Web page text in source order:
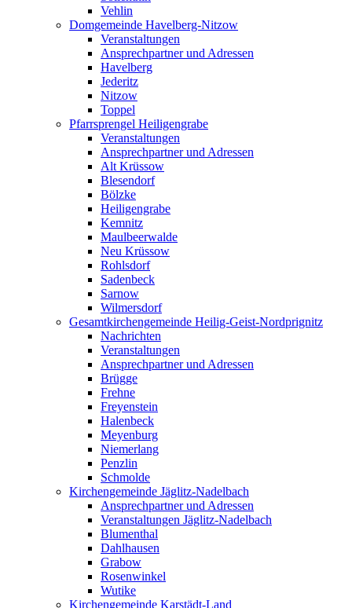
Vehlin
Domgemeinde Havelberg-Nitzow
Veranstaltungen
Ansprechpartner und Adressen
Havelberg
Jederitz
Nitzow
Toppel
Pfarrsprengel Heiligengrabe
Veranstaltungen
Ansprechpartner und Adressen
Alt Krüssow
Blesendorf
Bölzke
Heiligengrabe
Kemnitz
Maulbeerwalde
Neu Krüssow
Rohlsdorf
Sadenbeck
Sarnow
Wilmersdorf
Gesamtkirchengemeinde Heilig-Geist-Nordprignitz
Nachrichten
Veranstaltungen
Ansprechpartner und Adressen
Brügge
Frehne
Freyenstein
Halenbeck
Meyenburg
Niemerlang
Penzlin
Schmolde
Kirchengemeinde Jäglitz-Nadelbach
Ansprechpartner und Adressen
Veranstaltungen Jäglitz-Nadelbach
Blumenthal
Dahlhausen
Grabow
Rosenwinkel
Wutike
Kirchengemeinde Karstädt-Land